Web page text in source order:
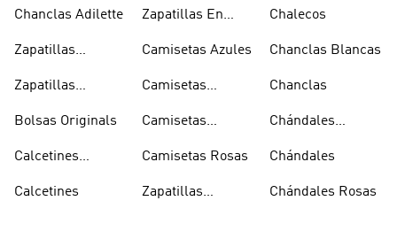
Chanclas Adilette
Zapatillas
Zapatillas
Blancas
Bolsas Originals
Calcetines
Blancos
Calcetines
Zapatillas En
Camisetas Azules
Camisetas
Camisetas
Camisetas Rosas
Zapatillas
Chalecos
Chanclas Blancas
Chanclas
Chándales
Chándales
Chándales Rosas